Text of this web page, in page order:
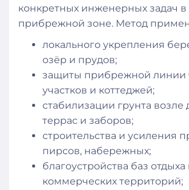
конкретных инженерных задач в
прибрежной зоне. Метод
локального укрепления
озёр и прудов;
защиты прибрежной линии
участков и коттеджей;
стабилизации грунта возле
террас и заборов;
строительства и усиления
пирсов, набережных;
благоустройства баз отдыха
коммерческих территорий;